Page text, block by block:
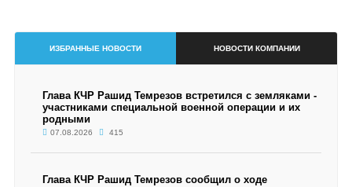
ИЗБРАННЫЕ НОВОСТИ НОВОСТИ КОМПАНИИ
Глава КЧР Рашид Темрезов встретился с земляками -
участниками специальной военной операции и их
родными
07.08.2026 415
Глава КЧР Рашид Темрезов сообщил о ходе